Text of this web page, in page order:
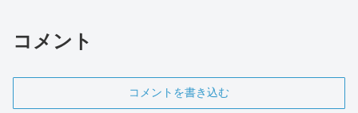
コメント
コメントを書き込む